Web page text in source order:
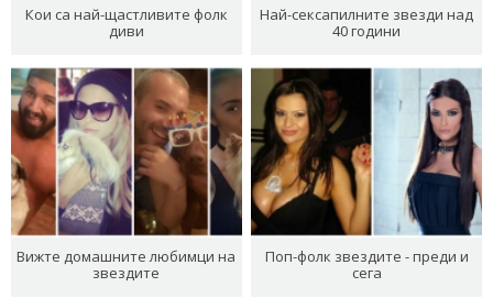
Кои са най-щастливите фолк
диви
Най-сексапилните звезди над
40 години
Вижте домашните любимци на
звездите
Поп-фолк звездите - преди и
сега